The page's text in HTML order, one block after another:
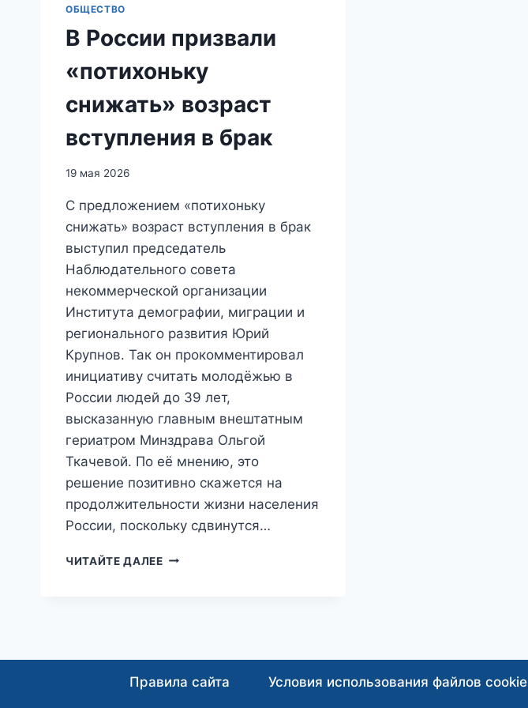
ОБЩЕСТВО
В России призвали
«потихоньку
снижать» возраст
вступления в брак
19 мая 2026
С предложением «потихоньку
снижать» возраст вступления в брак
выступил председатель
Наблюдательного совета
некоммерческой организации
Института демографии, миграции и
регионального развития Юрий
Крупнов. Так он прокомментировал
инициативу считать молодёжью в
России людей до 39 лет,
высказанную главным внештатным
гериатром Минздрава Ольгой
Ткачевой. По её мнению, это
решение позитивно скажется на
продолжительности жизни населения
России, поскольку сдвинутся…
ЧИТАЙТЕ ДАЛЕЕВ
БРАК
Правила сайта Условия использования файлов cookie